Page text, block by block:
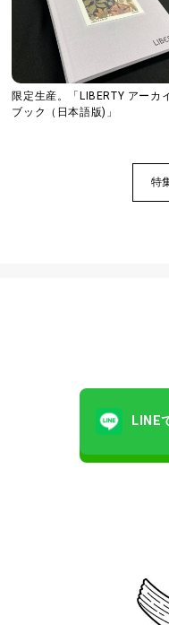
限定生産。「LIBERTY アーカ
ブック（日本語版)」
特
LINE